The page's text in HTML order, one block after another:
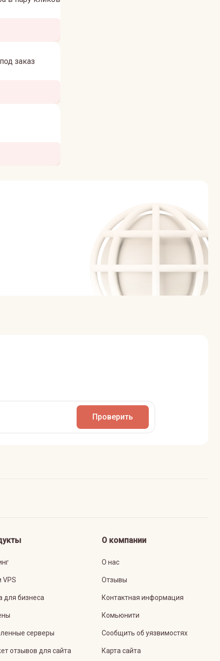
заказ
Проверить
VPS
для бизнеса
серверы
отзывов для сайта
О компании
О нас
Отзывы
Контактная информация
Комьюнити
Сообщить об уязвимостях
Карта сайта